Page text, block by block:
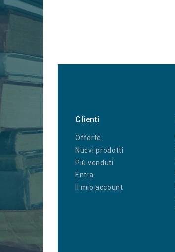
Clienti
Offerte
Nuovi prodotti
Più venduti
Entra
Il mio account